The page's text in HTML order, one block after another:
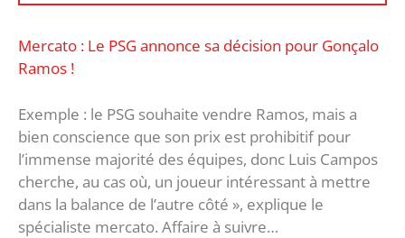
Mercato : Le PSG annonce sa décision pour Gonçalo
Ramos !
Exemple : le PSG souhaite vendre Ramos, mais a
bien conscience que son prix est prohibitif pour
l’immense majorité des équipes, donc Luis Campos
cherche, au cas où, un joueur intéressant à mettre
dans la balance de l’autre côté », explique le
spécialiste mercato. Affaire à suivre…